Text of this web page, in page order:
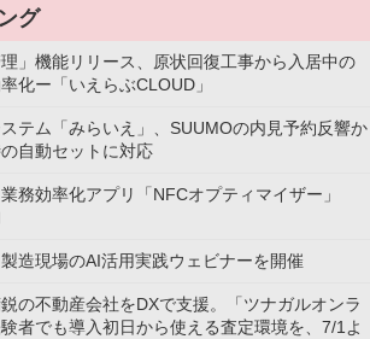
グ
理」機能リリース、原状回復工事から入居中の
化ー「いえらぶCLOUD」
テム「みらいえ」、SUUMOの内見予約反響か
自動セットに対応
務効率化アプリ「NFCオプティマイザー」
造現場のAI活用実践ウェビナーを開催
の不動産会社をDXで支援。「ツナガルオンラ
者でも導入初日から使える査定環境を、7/1よ